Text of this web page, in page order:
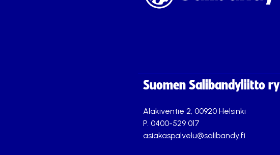
Suomen Salibandyliitto ry
Alakiventie 2, 00920 Helsinki
P. 0400-529 017
asiakaspalvelu@salibandy.fi